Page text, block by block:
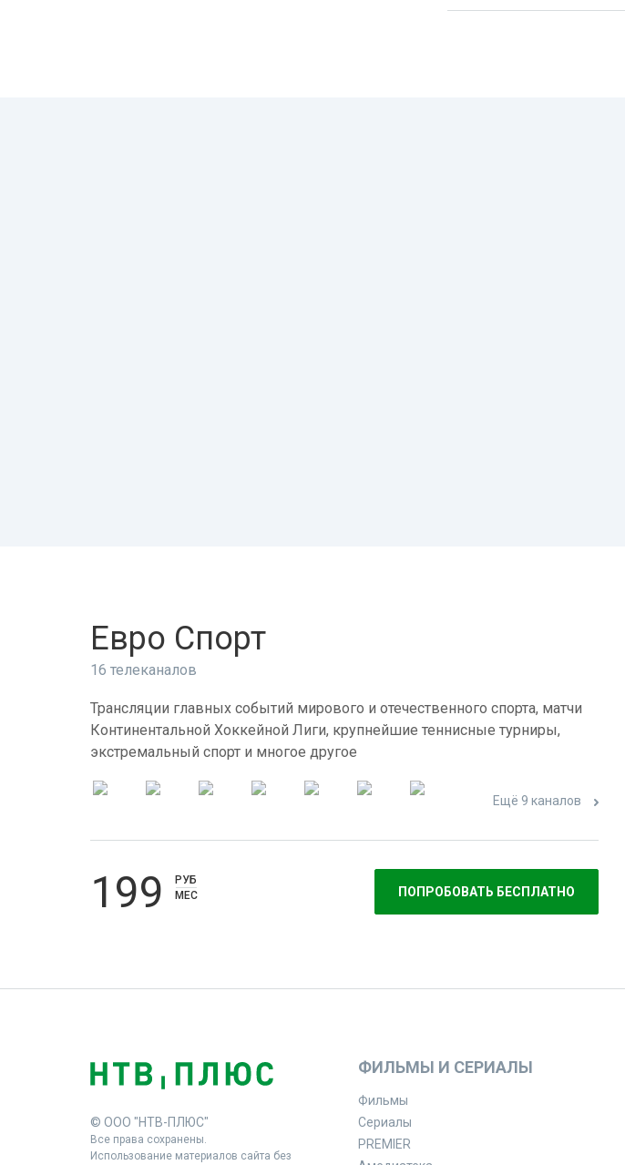
Евро Спорт
16 телеканалов
Трансляции главных событий мирового и отечественного спорта, матчи
Континентальной Хоккейной Лиги, крупнейшие теннисные турниры,
экстремальный спорт и многое другое
Ещё 9 каналов
199
РУБ
МЕС
ПОПРОБОВАТЬ БЕСПЛАТНО
© ООО "НТВ-ПЛЮС"
Все права сохранены.
Использование материалов сайта без
ФИЛЬМЫ И СЕРИАЛЫ
Фильмы
Сериалы
PREMIER